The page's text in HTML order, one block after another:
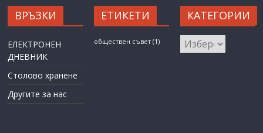
ВРЪЗКИ
ЕЛЕКТРОНЕН
ДНЕВНИК
Столово хранене
Другите за нас
ЕТИКЕТИ
обществен съвет (1)
КАТЕГОРИИ
КАТЕГОРИИ